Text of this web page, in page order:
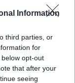
Information
third parties, or
for
opt-out
that after your
seeing
idén az